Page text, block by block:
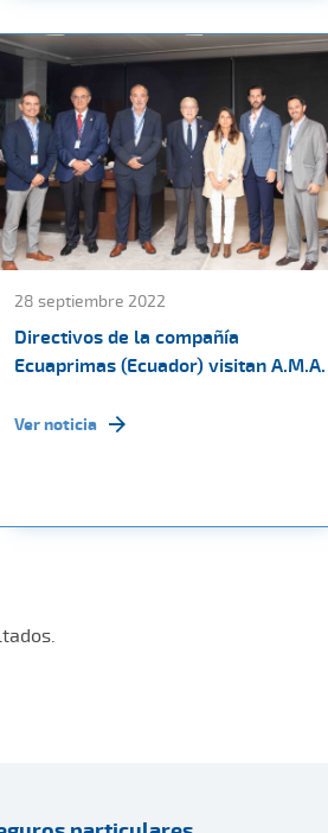
28 septiembre 2022
Directivos de la compañía
Ecuaprimas (Ecuador) visitan A.M.A.
Ver noticia